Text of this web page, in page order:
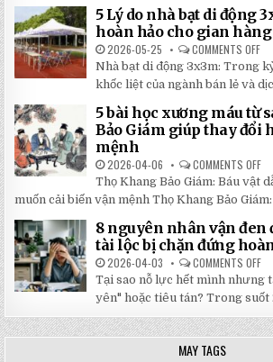
RẺ
SỐ
TẠI
5 Lý do nhà bạt di động
hoàn hảo cho gian hàng
2026-05-25 COMMENTS OFF
5
LÝ
DO
DI
LỰA
Nhà bạt di động 3x3m: Trong
khốc liệt của ngành bán lẻ và
5 bài học xương máu từ
Bảo Giám giúp thay đổi
mệnh
2026-04-06 COMMENTS OFF
5
Thọ Khang Bảo Giám: Báu vật
muốn cải biến vận mệnh Thọ Khang Bảo
8 nguyên nhân vận đen
tài lộc bị chặn đứng
2026-04-03 COMMENTS OFF
Tại sao nỗ lực hết mình nhưng
yên" hoặc tiêu tán? Trong suốt
MAY TAGS